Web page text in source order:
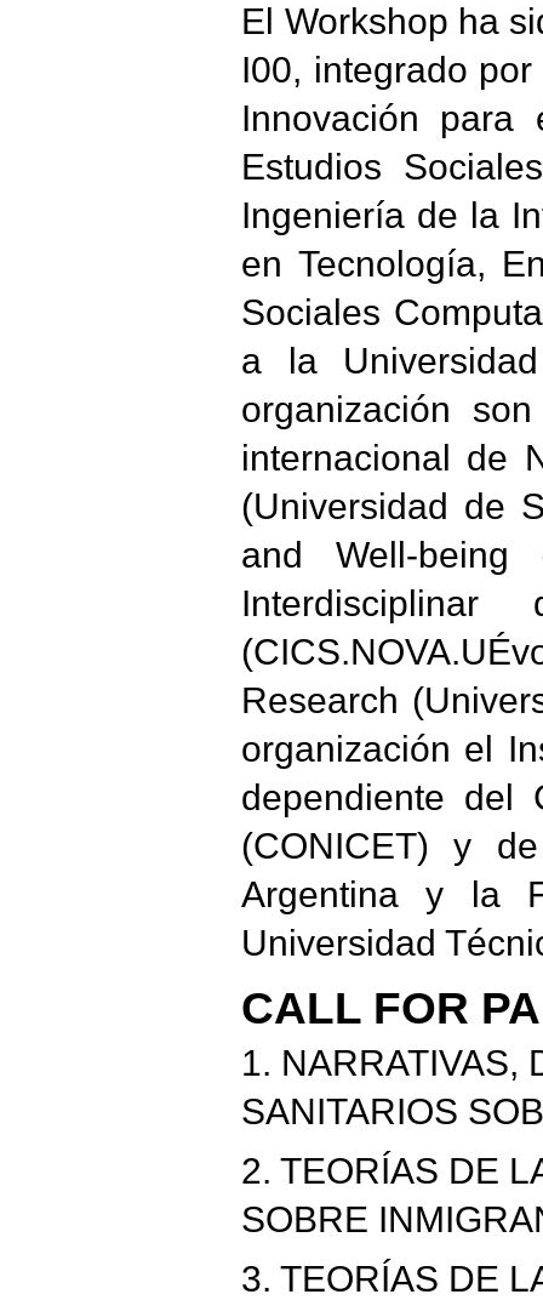
El Workshop ha
I00, integrado
Innovación para
Estudios
Ingeniería de la
en Tecnología,
Sociales
a la
organización
internacional de
(Universidad de
and Well-being
Research
organización el
dependiente del
(CONICET) y
Argentina y la
Universidad
CALL FOR
1. NARRATIVAS,
SANITARIOS
2. TEORÍAS DE
SOBRE
3. TEORÍAS DE